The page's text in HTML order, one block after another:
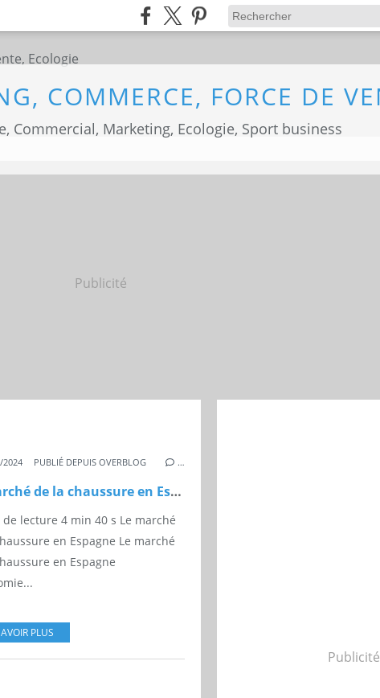
Commercial, Marketing, Ecologie, Sport business
Publicité
EMC-MAGAZINE.COM
2024 PUBLIÉ DEPUIS OVERBLOG …
Le marché de la chaussure en Espagne
de lecture 4 min 40 s Le marché
en Espagne Le marché
en Espagne
PLUS
Publicité